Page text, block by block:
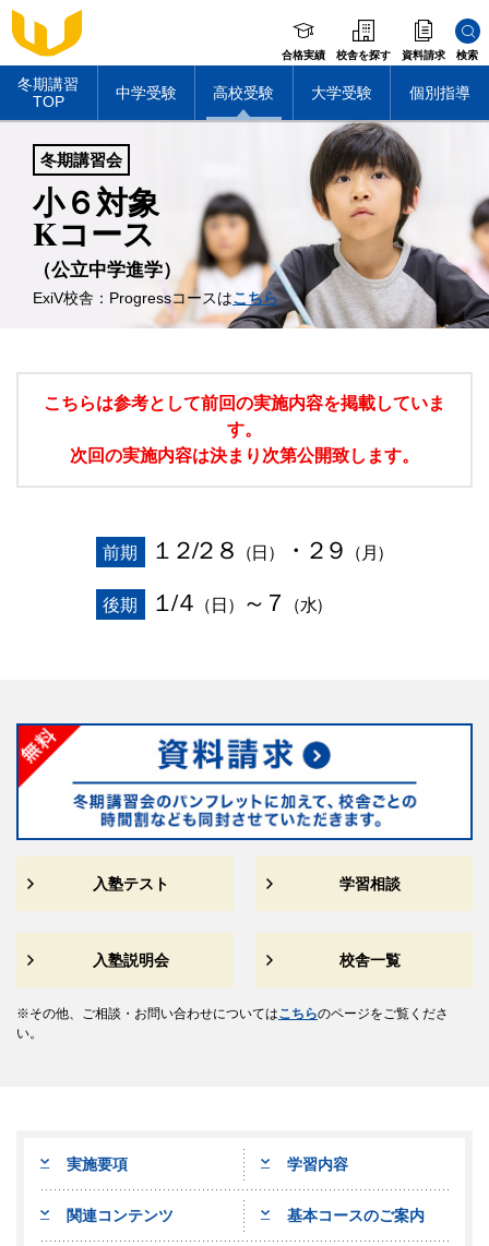
合格実績 校舎を探す 資料請求 検索
冬期講習
TOP
中学受験 高校受験 大学受験 個別指導
冬期講習会
小６対象
Kコース
（公立中学進学）
ExiV校舎：Progressコースはこちら
こちらは参考として前回の実施内容を掲載していま
す。
次回の実施内容は決まり次第公開致します。
前期 １２/２８ （日） ・２９ （月）
後期 １/４ （日） ～７ （水）
入塾テスト 学習相談
入塾説明会 校舎一覧
その他、ご相談・お問い合わせについてはこちらのページをご覧くださ
い。
実施要項 学習内容
関連コンテンツ 基本コースのご案内